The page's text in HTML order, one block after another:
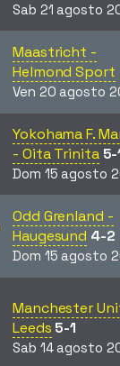
Sab 21 agosto
Maastricht -
Helmond Sport
Ven 20 agosto
Yokohama F.
- Oita Trinita 5-
Dom 15 agosto
Odd Grenland -
Haugesund 4-2
Dom 15 agosto
Manchester
Leeds 5-1
Sab 14 agosto